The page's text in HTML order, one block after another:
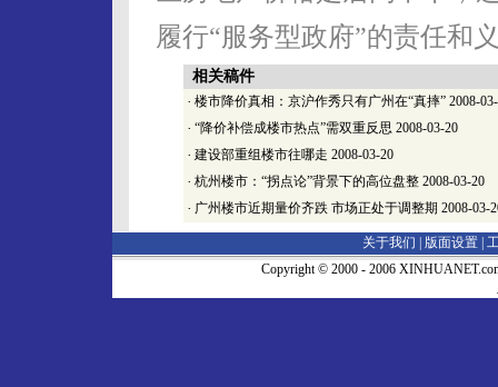
履行“服务型政府”的责任和
相关稿件
· 楼市降价真相：京沪作秀只有广州在“真摔” 2008-
· “降价补偿成楼市热点”需双重反思 2008-03-20
· 建设部重组楼市往哪走 2008-03-20
· 杭州楼市：“拐点论”背景下的高位盘整 2008-03-20
· 广州楼市近期量价齐跌 市场正处于调整期 2008-03-
关于我们 | 版面设置
Copyright © 2000 - 2006